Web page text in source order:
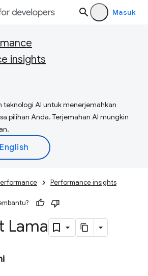
Masuk
insights
AI untuk menerjemahkan
pilihan Anda. Terjemahan AI mungkin
Performance insights
Lama